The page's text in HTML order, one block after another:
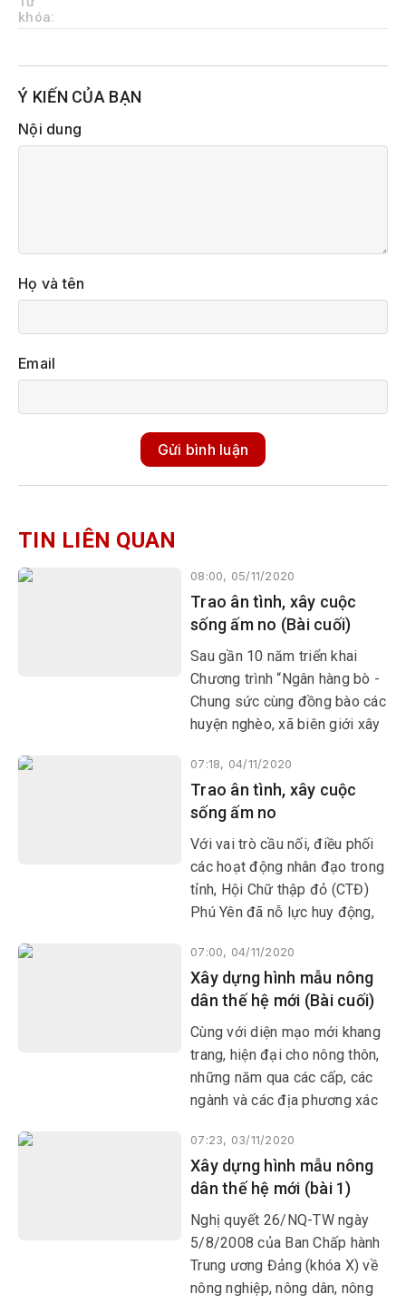
khóa:
Ý KIẾN CỦA BẠN
Nội dung
Họ và tên
Email
Gửi bình luận
TIN LIÊN QUAN
08:00, 05/11/2020
Trao ân tình, xây cuộc
sống ấm no (Bài cuối)
Sau gần 10 năm triển khai
Chương trình “Ngân hàng bò -
Chung sức cùng đồng bào các
huyện nghèo, xã biên giới xây
là Ngân hàng bò) do Trung
ương Hội CTĐ Việt Nam phát
động
07:18, 04/11/2020
Trao ân tình, xây cuộc
sống ấm no
Với vai trò cầu nối, điều phối
các hoạt động nhân đạo trong
tỉnh, Hội Chữ thập đỏ (CTĐ)
Phú Yên đã nỗ lực huy động,
quốc gia, tổ chức quốc tế triển
khai nhiều chương trình an
sinh xã hội, hỗ trợ người
nghèo vươn lên tạo lập cuộc
sống mới.
07:00, 04/11/2020
Xây dựng hình mẫu nông
dân thế hệ mới (Bài cuối)
Cùng với diện mạo mới khang
trang, hiện đại cho nông thôn,
những năm qua các cấp, các
ngành và các địa phương xác
vật chất, tinh thần cho người
nông dân là nhiệm vụ quan
trọng.
07:23, 03/11/2020
Xây dựng hình mẫu nông
dân thế hệ mới (bài 1)
Nghị quyết 26/NQ-TW ngày
5/8/2008 của Ban Chấp hành
Trung ương Đảng (khóa X) về
nông nghiệp, nông dân, nông